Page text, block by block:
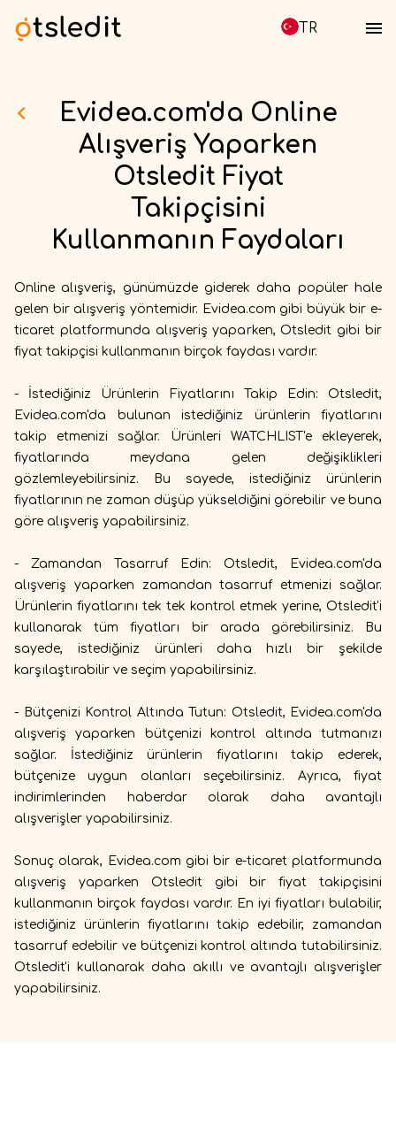
TR
Evidea.com'da Online
Alışveriş Yaparken
Otsledit Fiyat
Takipçisini
Kullanmanın Faydaları
Online alışveriş, günümüzde giderek daha popüler hale
gelen bir alışveriş yöntemidir. Evidea.com gibi büyük bir e-
ticaret platformunda alışveriş yaparken, Otsledit gibi bir
fiyat takipçisi kullanmanın birçok faydası vardır.
- İstediğiniz Ürünlerin Fiyatlarını Takip Edin: Otsledit,
Evidea.com'da bulunan istediğiniz ürünlerin fiyatlarını
takip etmenizi sağlar. Ürünleri WATCHLIST'e ekleyerek,
fiyatlarında meydana gelen değişiklikleri
gözlemleyebilirsiniz. Bu sayede, istediğiniz ürünlerin
fiyatlarının ne zaman düşüp yükseldiğini görebilir ve buna
göre alışveriş yapabilirsiniz.
- Zamandan Tasarruf Edin: Otsledit, Evidea.com'da
alışveriş yaparken zamandan tasarruf etmenizi sağlar.
Ürünlerin fiyatlarını tek tek kontrol etmek yerine, Otsledit'i
kullanarak tüm fiyatları bir arada görebilirsiniz. Bu
sayede, istediğiniz ürünleri daha hızlı bir şekilde
karşılaştırabilir ve seçim yapabilirsiniz.
- Bütçenizi Kontrol Altında Tutun: Otsledit, Evidea.com'da
alışveriş yaparken bütçenizi kontrol altında tutmanızı
sağlar. İstediğiniz ürünlerin fiyatlarını takip ederek,
bütçenize uygun olanları seçebilirsiniz. Ayrıca, fiyat
indirimlerinden haberdar olarak daha avantajlı
alışverişler yapabilirsiniz.
Sonuç olarak, Evidea.com gibi bir e-ticaret platformunda
alışveriş yaparken Otsledit gibi bir fiyat takipçisini
kullanmanın birçok faydası vardır. En iyi fiyatları bulabilir,
istediğiniz ürünlerin fiyatlarını takip edebilir, zamandan
tasarruf edebilir ve bütçenizi kontrol altında tutabilirsiniz.
Otsledit'i kullanarak daha akıllı ve avantajlı alışverişler
yapabilirsiniz.